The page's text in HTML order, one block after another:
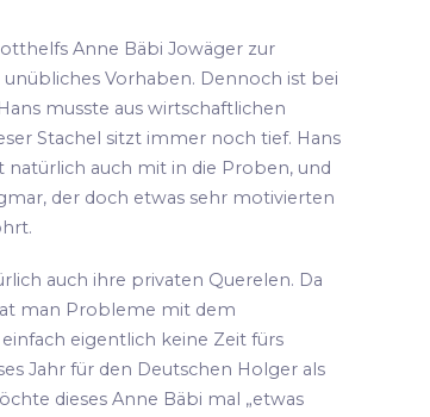
Anne Bäbi Jowäger zur
Vorhaben. Dennoch ist bei
musste aus wirtschaftlichen
Stachel sitzt immer noch tief. Hans
auch mit in die Proben, und
der doch etwas sehr motivierten
auch ihre privaten Querelen. Da
man Probleme mit dem
eigentlich keine Zeit fürs
Jahr für den Deutschen Holger als
dieses Anne Bäbi mal „etwas